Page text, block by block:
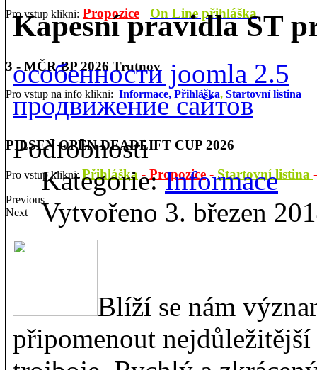
Pro vstup klikni: Propozice On Line přihláška
3 - MČR BP 2026 Trutnov
Pro vstup na info klikni: Informace, Přihláška, Startovní listina
PILSEN OPEN DEADLIFT CUP 2026
Pro vstup klikni:Přihláška -Propozice-Startovní listina
Previous
Next
Kapesní pravidla ST
особенности joomla 2.5
продвижение сайтов
Podrobnosti
Kategorie:Informace
Vytvořeno 3. březen
Blíží se nám
připomenout